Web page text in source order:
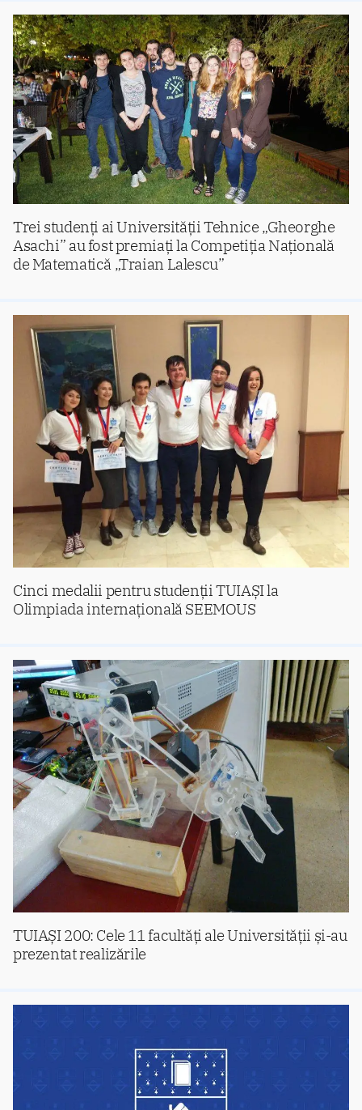
Trei studenți ai Universității Tehnice „Gheorghe
Asachi” au fost premiați la Competiția Națională
de Matematică „Traian Lalescu”
Cinci medalii pentru studenții TUIAȘI la
Olimpiada internațională SEEMOUS
TUIAȘI 200: Cele 11 facultăți ale Universității și-au
prezentat realizările